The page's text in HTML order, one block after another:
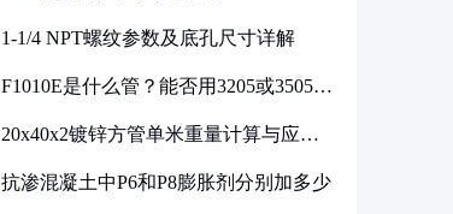
1-1/4 NPT螺纹参数及底孔尺寸详解
F1010E是什么管？能否用3205或3505代
20x40x2镀锌方管单米重量计算与应用
抗渗混凝土中P6和P8膨胀剂分别加多少